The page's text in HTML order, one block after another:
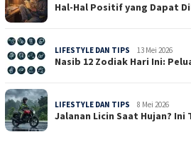
Hal-Hal Positif yang Dapat
LIFESTYLE DAN TIPS 13 Mei 2026
Nasib 12 Zodiak Hari Ini:
LIFESTYLE DAN TIPS 8 Mei 2026
Jalanan Licin Saat Hujan?